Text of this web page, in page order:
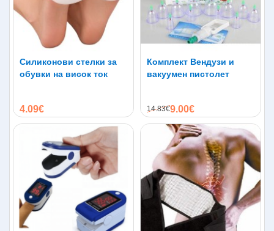
Силиконови стелки за
обувки на висок ток
4.09€
Комплект Вендузи и
вакуумен пистолет
14.83€9.00€